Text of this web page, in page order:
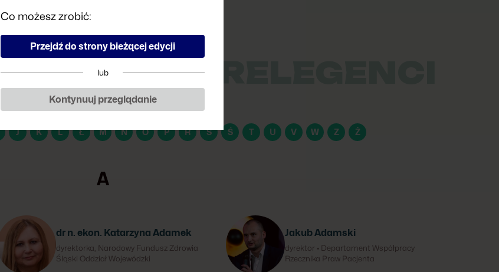
PRELEGENCI
J K L Ł M N O P R S Ś T U V W Z Ż
A
dr n. ekon. Katarzyna Adamek
dyrektorka, Narodowy Fundusz Zdrowia
Śląski Oddział Wojewódzki
Jakub Adamski
dyrektor • Departament Współpracy
Rzecznika Praw Pacjenta
Co możesz zrobić:
Przejdź do strony bieżącej edycji
lub
Kontynuuj przeglądanie